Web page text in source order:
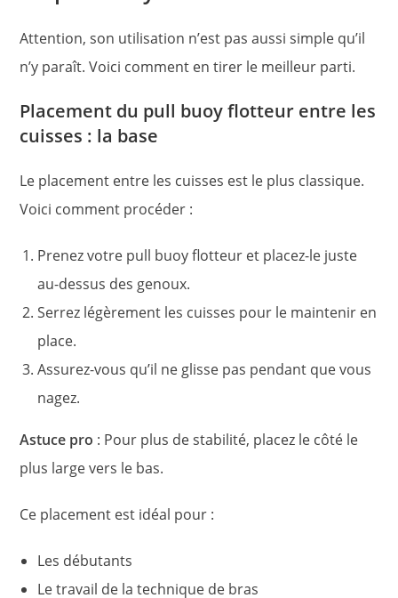
Attention, son utilisation n’est pas aussi simple qu’il
n’y paraît. Voici comment en tirer le meilleur parti.
Placement du pull buoy flotteur entre les
cuisses : la base
Le placement entre les cuisses est le plus classique.
Voici comment procéder :
Prenez votre pull buoy flotteur et placez-le juste
au-dessus des genoux.
Serrez légèrement les cuisses pour le maintenir en
place.
Assurez-vous qu’il ne glisse pas pendant que vous
nagez.
Astuce pro : Pour plus de stabilité, placez le côté le
plus large vers le bas.
Ce placement est idéal pour :
Les débutants
Le travail de la technique de bras